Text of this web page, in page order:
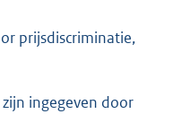
prijsdiscriminatie,
ingegeven door